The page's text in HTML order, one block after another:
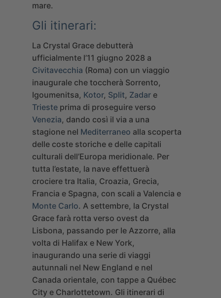
mare.
Gli itinerari:
La Crystal Grace debutterà
ufficialmente l’11 giugno 2028 a
Civitavecchia (Roma) con un viaggio
inaugurale che toccherà Sorrento,
Igoumenitsa, Kotor, Split, Zadar e
Trieste prima di proseguire verso
Venezia, dando così il via a una
stagione nel Mediterraneo alla scoperta
delle coste storiche e delle capitali
culturali dell’Europa meridionale. Per
tutta l’estate, la nave effettuerà
crociere tra Italia, Croazia, Grecia,
Francia e Spagna, con scali a Valencia e
Monte Carlo. A settembre, la Crystal
Grace farà rotta verso ovest da
Lisbona, passando per le Azzorre, alla
volta di Halifax e New York,
inaugurando una serie di viaggi
autunnali nel New England e nel
Canada orientale, con tappe a Québec
City e Charlottetown. Gli itinerari di